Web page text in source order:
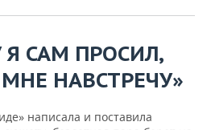
Я САМ ПРОСИЛ,
НАВСТРЕЧУ»
написала и поставила